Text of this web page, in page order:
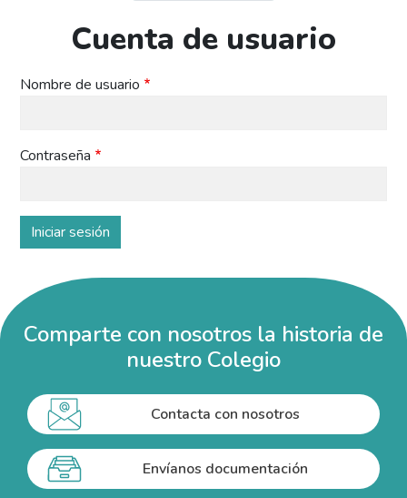
Cuenta de usuario
Nombre de usuario
Contraseña
Comparte con nosotros la historia de
nuestro Colegio
Contacta con nosotros
Envíanos documentación